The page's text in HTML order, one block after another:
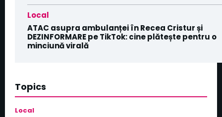
Local
ATAC asupra ambulanței în Recea Cristur și
DEZINFORMARE pe TikTok: cine plătește pentru o
minciună virală
Topics
Local